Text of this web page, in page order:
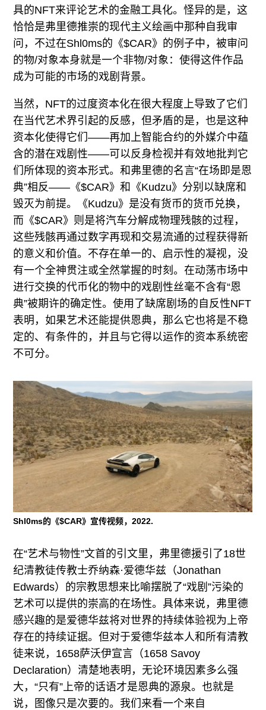
具的NFT来评论艺术的金融工具化。怪异的是，这
恰恰是弗里德推崇的现代主义绘画中那种自我审
问，不过在Shl0ms的《$CAR》的例子中，被审问
的物/对象本身就是一个非物/对象：使得这件作品
成为可能的市场的戏剧背景。
当然，NFT的过度资本化在很大程度上导致了它们
在当代艺术界引起的反感，但矛盾的是，也是这种
资本化使得它们——再加上智能合约的外媒介中蕴
含的潜在戏剧性——可以反身检视并有效地批判它
们所体现的资本形式。和弗里德的名言“在场即是恩
典”相反——《$CAR》和《Kudzu》分别以缺席和
毁灭为前提。《Kudzu》是没有货币的货币兑换，
而《$CAR》则是将汽车分解成物理残骸的过程，
这些残骸再通过数字再现和交易流通的过程获得新
的意义和价值。不存在单一的、启示性的凝视，没
有一个全神贯注或全然掌握的时刻。在动荡市场中
进行交换的代币化的物中的戏剧性丝毫不含有“恩
典”被期许的确定性。使用了缺席剧场的自反性NFT
表明，如果艺术还能提供恩典，那么它也将是不稳
定的、有条件的，并且与它得以运作的资本系统密
不可分。
Shl0ms的《$CAR》宣传视频，2022.
在“艺术与物性”文首的引文里，弗里德援引了18世
纪清教徒传教士乔纳森·爱德华兹（Jonathan
Edwards）的宗教思想来比喻摆脱了“戏剧”污染的
艺术可以提供的崇高的在场性。具体来说，弗里德
感兴趣的是爱德华兹将对世界的持续体验视为上帝
存在的持续证据。但对于爱德华兹本人和所有清教
徒来说，1658萨沃伊宣言（1658 Savoy
Declaration）清楚地表明，无论环境因素多么强
大，“只有”上帝的话语才是恩典的源泉。也就是
说，图像只是次要的。我们来看一个来自